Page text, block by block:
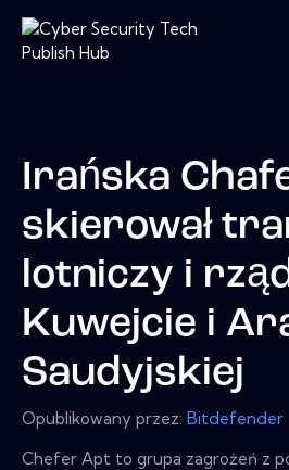
Irańska
skierował
lotniczy i
Kuwejcie i
Saudyjskiej
Opublikowany przez: Bitdefender
Chefer Apt to grupa zagrożeń z